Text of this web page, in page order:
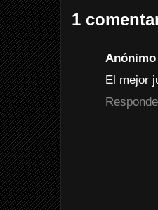
1
Anónimo
El mejor